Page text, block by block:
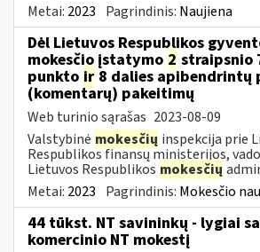
Metai: 2023 Pagrindinis: Naujiena
Dėl Lietuvos Respublikos
mokesčio įstatymo 2 straipsnio
punkto ir 8 dalies apibendrintų
(komentarų) pakeitimų
Web turinio sąrašas 2023-08-09
Valstybinė mokesčių inspekcija prie
Respublikos finansų ministerijos,
Lietuvos Respublikos mokesčių
Metai: 2023 Pagrindinis: Mokesčio
44 tūkst. NT savininkų - lygiai
komercinio NT mokestį